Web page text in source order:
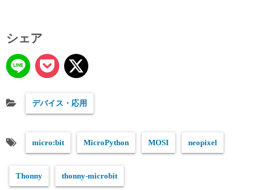
シェア
デバイス・応用
micro:bit MicroPython MOSI neopixel
Thonny thonny-microbit